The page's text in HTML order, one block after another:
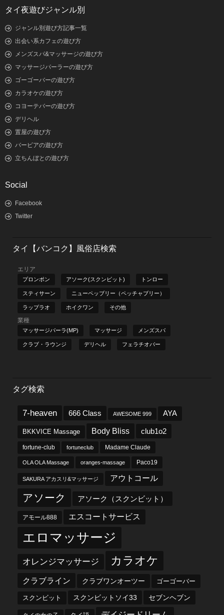
タイ夜遊びジャンル別
ジャンル別遊び方記事一覧
出会い系カフェの遊び方
メンズスパ&マッサージの遊び方
マッサージパーラーの遊び方
ゴーゴーバーの遊び方
カラオケの遊び方
コヨーテバーの遊び方
デリヘル
置屋の遊び方
バービアの遊び方
立ちんぼとの遊び方
Social
Facebook
Twitter
タイ【バンコク】風俗店検索
エリア
プロンポン アソーク(スクンビット) トンロー
スティサーン ニューペッブリー（ペッチャブリー）
ラップラオ ホイクワン その他
業種
マッサージパーラ(MP) マッサージ メンズスパ
クラブ・ラウンジ デリヘル フェラチオバー
タグ検索
7-heaven 666 Class AWESOME 999 AYA
BKKVICE Massage Body Bliss club1o2
fortune-club fortuneclub Madame Claude
OLA OLA Massage oranges-massage Paco19
SAKURA アカスリ&マッサージ アウトコール
アソーク アソーク（スクンビット）
アモール888 エスコートサービス
エロマッサージ
オレンジマッサージ カラオケ
クラブライン クラブワンオーツー ゴーゴーバー
スクンビット スクンビットソイ33 セブンヘブン